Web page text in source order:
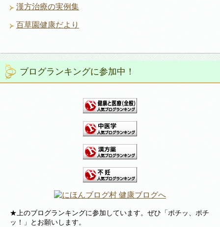
漢方治療の実例集
百草園健康だより
ブログランキングに参加中！
★上のブログランキングに参加しています。ぜひ「ポチッ、ポチ
ッ！」とお願いします。